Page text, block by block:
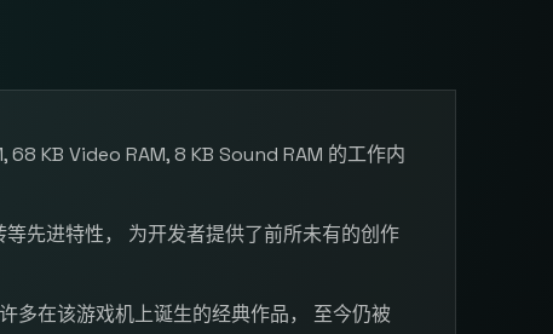
KB Video RAM, 8 KB Sound RAM 的工作内
先进特性， 为开发者提供了前所未有的创作
多在该游戏机上诞生的经典作品， 至今仍被